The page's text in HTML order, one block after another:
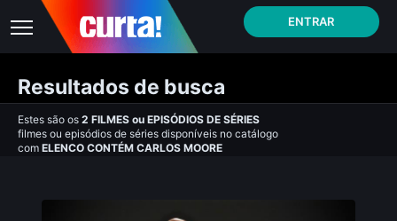
ENTRAR
Resultados de busca
Estes são os 2 FILMES ou EPISÓDIOS DE SÉRIES
filmes ou episódios de séries disponíveis no catálogo
com ELENCO CONTÉM CARLOS MOORE